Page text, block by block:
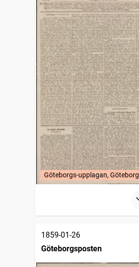
Göteborgs-upplagan, Göteborg
1859-01-26
Göteborgsposten